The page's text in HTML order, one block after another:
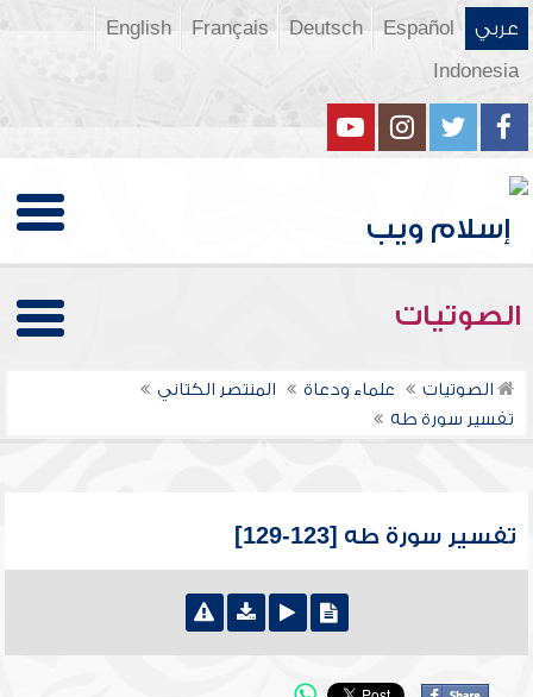
عربي Español
Deutsch
Français
English
Indonesia
الصوتيات
الصوتيات علماء ودعاة
المنتصر الكتاني
تفسير سورة طه
تفسير سورة طه [123-129]